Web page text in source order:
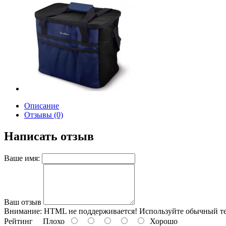
Описание
Отзывы (0)
Написать отзыв
Ваше имя:
Ваш отзыв
Внимание: HTML не поддерживается! Используйте обычный
Рейтинг Плохо Хорошо